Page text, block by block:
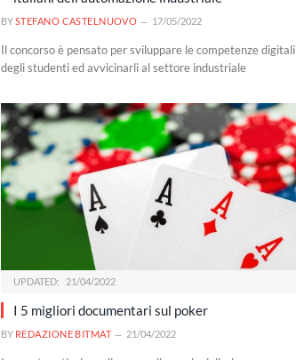
BYSTEFANO CASTELNUOVO 17/05/2022
Il concorso è pensato per sviluppare le competenze digitali
degli studenti ed avvicinarli al settore industriale
UPDATED: 21/04/2022
I 5 migliori documentari sul poker
BY REDAZIONE BITMAT 21/04/2022